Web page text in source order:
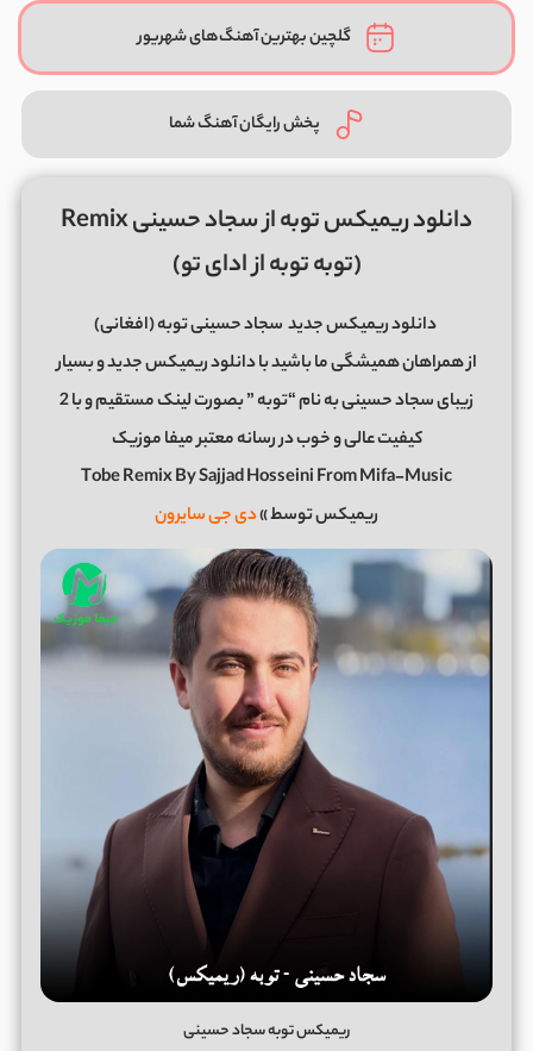
گلچین بهترین آهنگ‌های شهریور
پخش رایگان آهنگ شما
دانلود ریمیکس توبه از سجاد حسینی Remix
(توبه توبه از ادای تو)
دانلود ریمیکس جدید سجاد حسینی توبه (افغانی)
از همراهان همیشگی ما باشید با دانلود ریمیکس جدید و بسیار
زیبای سجاد حسینی به نام “توبه ” بصورت لینک مستقیم و با 2
کیفیت عالی و خوب در رسانه معتبر میفا موزیک
Tobe Remix By Sajjad Hosseini From Mifa-Music
ریمیکس توسط »دی جی سایرون
ریمیکس توبه سجاد حسینی